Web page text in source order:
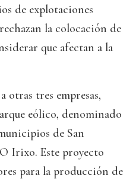
de explotaciones
la colocación de
que afectan a la
otras tres empresas,
eólico, denominado
de San
Irixo. Este proyecto
para la producción de